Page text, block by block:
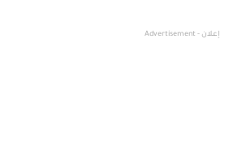
إعلان - Advertisement